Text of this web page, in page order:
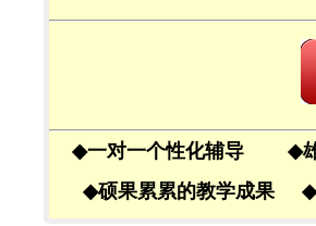
◆一对一个性化辅导 ◆
◆硕果累累的教学成果 ◆